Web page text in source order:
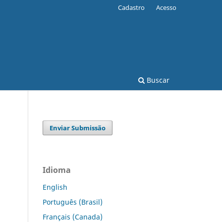
Buscar
Cadastro Acesso
Enviar Submissão
Idioma
English
Português (Brasil)
Français (Canada)